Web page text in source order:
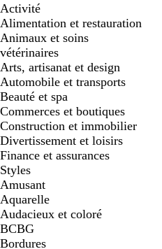
Activité
Alimentation et restauration
Animaux et soins
vétérinaires
Arts, artisanat et design
Automobile et transports
Beauté et spa
Commerces et boutiques
Construction et immobilier
Divertissement et loisirs
Finance et assurances
Styles
Amusant
Aquarelle
Audacieux et coloré
BCBG
Bordures